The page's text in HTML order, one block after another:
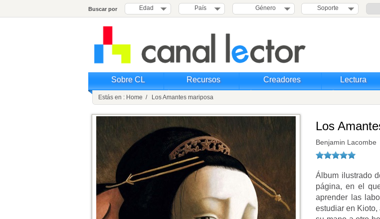
Buscar por Edad País Género Soporte
Sobre CL Recursos Creadores Lectura
Estás en : Home / Los Amantes mariposa
Los
Benjamin Lacombe
Álbum ilustrado
página, en el
aprender las
estudiar en